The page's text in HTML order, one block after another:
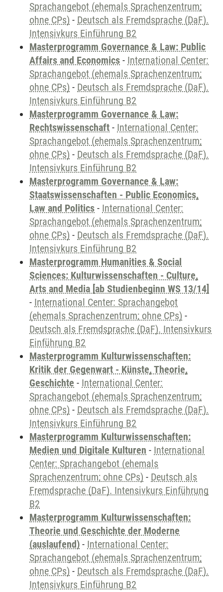
Sprachangebot (ehemals Sprachenzentrum;
ohne CPs) - Deutsch als Fremdsprache (DaF).
Intensivkurs Einführung B2
Masterprogramm Governance & Law: Public
Affairs and Economics - International Center:
Sprachangebot (ehemals Sprachenzentrum;
ohne CPs) - Deutsch als Fremdsprache (DaF).
Intensivkurs Einführung B2
Masterprogramm Governance & Law:
Rechtswissenschaft - International Center:
Sprachangebot (ehemals Sprachenzentrum;
ohne CPs) - Deutsch als Fremdsprache (DaF).
Intensivkurs Einführung B2
Masterprogramm Governance & Law:
Staatswissenschaften - Public Economics,
Law and Politics - International Center:
Sprachangebot (ehemals Sprachenzentrum;
ohne CPs) - Deutsch als Fremdsprache (DaF).
Intensivkurs Einführung B2
Masterprogramm Humanities & Social
Sciences: Kulturwissenschaften - Culture,
Arts and Media [ab Studienbeginn WS 13/14]
- International Center: Sprachangebot
(ehemals Sprachenzentrum; ohne CPs) -
Deutsch als Fremdsprache (DaF). Intensivkurs
Einführung B2
Masterprogramm Kulturwissenschaften:
Kritik der Gegenwart - Künste, Theorie,
Geschichte - International Center:
Sprachangebot (ehemals Sprachenzentrum;
ohne CPs) - Deutsch als Fremdsprache (DaF).
Intensivkurs Einführung B2
Masterprogramm Kulturwissenschaften:
Medien und Digitale Kulturen - International
Center: Sprachangebot (ehemals
Sprachenzentrum; ohne CPs) - Deutsch als
Fremdsprache (DaF). Intensivkurs Einführung
B2
Masterprogramm Kulturwissenschaften:
Theorie und Geschichte der Moderne
(auslaufend) - International Center:
Sprachangebot (ehemals Sprachenzentrum;
ohne CPs) - Deutsch als Fremdsprache (DaF).
Intensivkurs Einführung B2